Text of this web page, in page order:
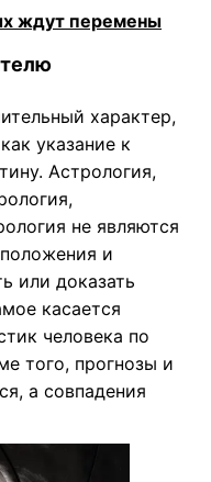
ждут перемены
характер,
указание к
Астрология,
не являются
и
или доказать
касается
человека по
того, прогнозы и
а совпадения